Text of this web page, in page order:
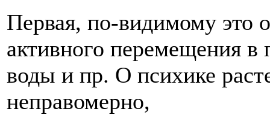
Первая, по-видимому это
активного перемещения в
воды и пр. О психике
неправомерно,